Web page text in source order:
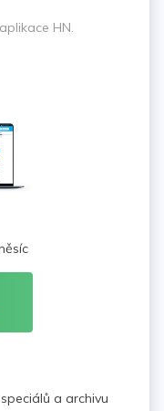
HN.
a archivu